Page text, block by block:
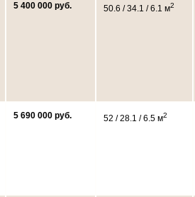
5 400 000 руб. 50.6 / 34.1 / 6.1 м2
5 690 000 руб. 52 / 28.1 / 6.5 м2